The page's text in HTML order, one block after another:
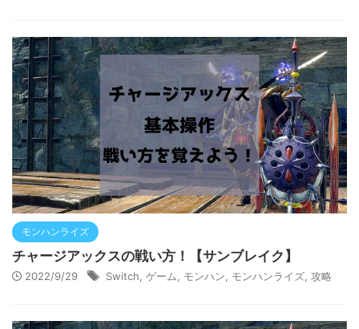
モンハンライズ
チャージアックスの戦い方！【サンブレイク】
2022/9/29 Switch ゲーム モンハン モンハンライズ 攻略